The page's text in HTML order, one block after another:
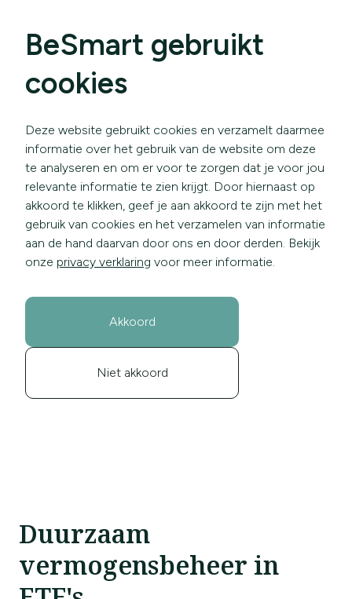
BeSmart gebruikt
cookies
Deze website gebruikt cookies en verzamelt daarmee
informatie over het gebruik van de website om deze
te analyseren en om er voor te zorgen dat je voor jou
relevante informatie te zien krijgt. Door hiernaast op
akkoord te klikken, geef je aan akkoord te zijn met het
gebruik van cookies en het verzamelen van informatie
aan de hand daarvan door ons en door derden. Bekijk
onze privacy verklaring voor meer informatie.
Akkoord
Niet akkoord
Duurzaam
vermogensbeheer in